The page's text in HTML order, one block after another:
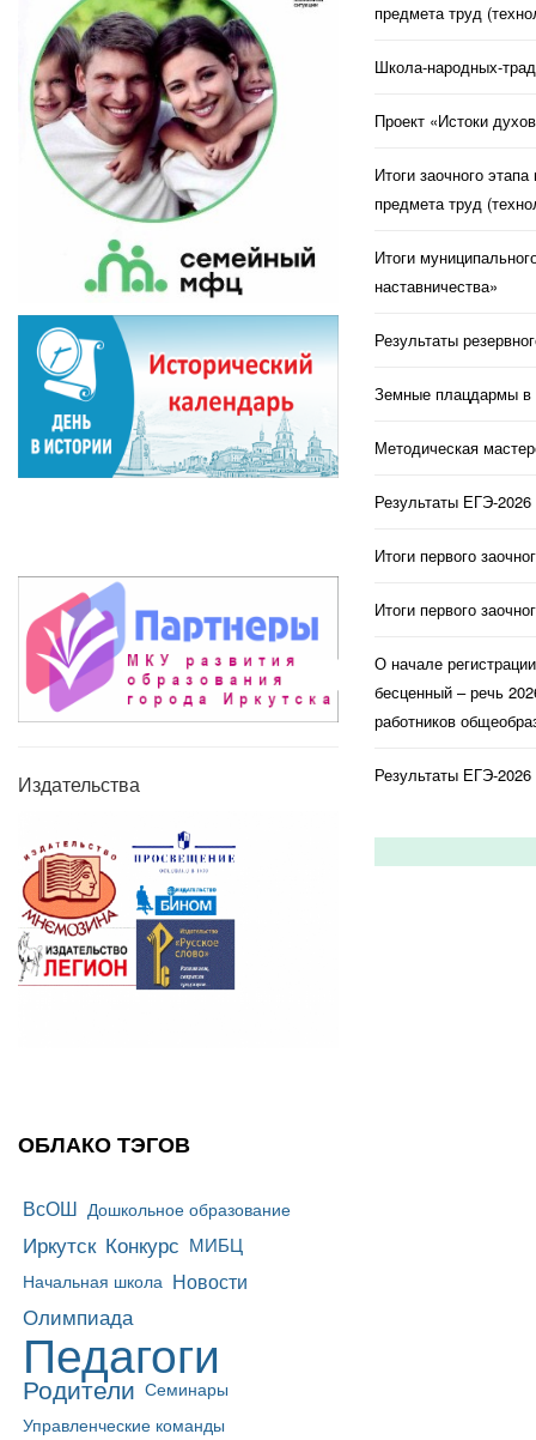
Издательства
ОБЛАКО ТЭГОВ
ВсОШ Дошкольное образование
Иркутск Конкурс МИБЦ
Начальная школа Новости
Олимпиада
Педагоги
Родители Семинары
Управленческие команды
предмета труд
Школа-народных-
Проект «Истоки
Итоги заочного
предмета труд
Итоги
наставничества»
Результаты
Земные плацдармы в
Методическая
Результаты ЕГЭ-
Итоги первого
Итоги первого
О начале
бесценный – речь
работников
Результаты ЕГЭ-